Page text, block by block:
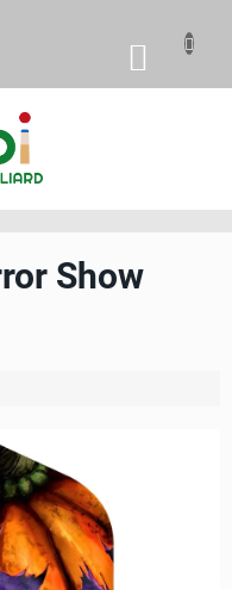
KOŠÍK
Show